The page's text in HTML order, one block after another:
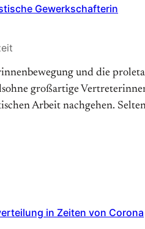
Gewerkschafterin
und die
großartige
Arbeit nachgehen.
in Zeiten von Corona